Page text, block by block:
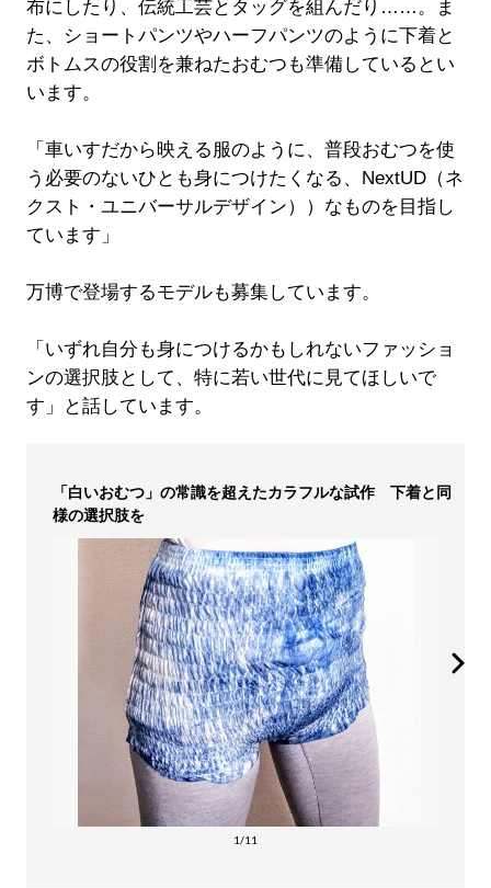
布にしたり、伝統工芸とタッグを組んだり……。ま
た、ショートパンツやハーフパンツのように下着と
ボトムスの役割を兼ねたおむつも準備しているとい
います。
「車いすだから映える服のように、普段おむつを使
う必要のないひとも身につけたくなる、NextUD（ネ
クスト・ユニバーサルデザイン））なものを目指し
ています」
万博で登場するモデルも募集しています。
「いずれ自分も身につけるかもしれないファッショ
ンの選択肢として、特に若い世代に見てほしいで
す」と話しています。
「白いおむつ」の常識を超えたカラフルな試作 下着と同
様の選択肢を
1/11